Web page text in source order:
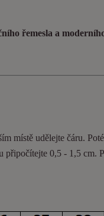
řemesla a
místě udělejte čáru.
0,5 - 1,5 cm.